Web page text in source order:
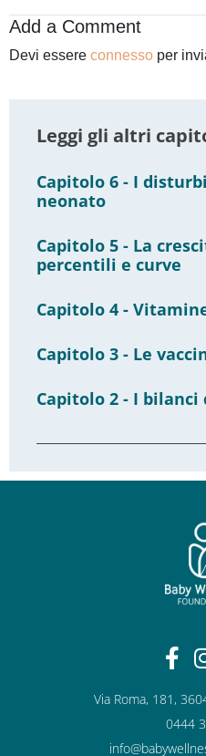
Add a Comment
Devi essere connesso per
Leggi gli altri
Capitolo 6 - I
neonato
Capitolo 5 - La
percentili e curve
Capitolo 4 -
Capitolo 3 - Le
Capitolo 2 - I bilanci
Via Roma, 181,
0444